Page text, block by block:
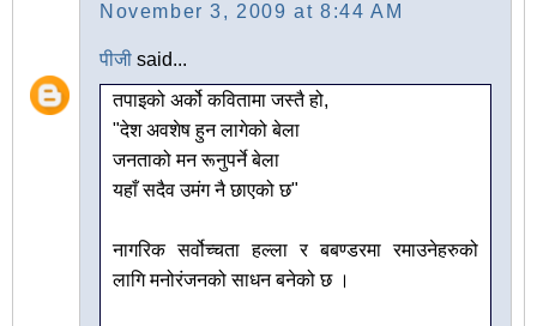
November 3, 2009 at 8:44 AM
पीजी said...
तपाइको अर्को कवितामा जस्तै हो,
"देश अवशेष हुन लागेको बेला
जनताको मन रूनुपर्ने बेला
यहाँ सदैव उमंग नै छाएको छ"
नागरिक सर्वोच्चता हल्ला र बबण्डरमा रमाउनेहरुको
लागि मनोरंजनको साधन बनेको छ ।